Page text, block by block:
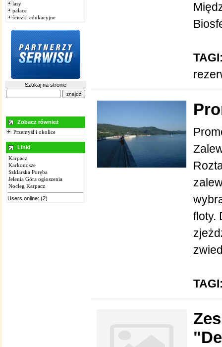
lasy
pałace
ścieżki edukacyjne
Szukaj na stronie
Zobacz również
Przemyśl i okolice
Linki
Karpacz
Karkonosze
Szklarska Poręba
Jelenia Góra ogłoszenia
Nocleg Karpacz
Users online: (2)
floty.